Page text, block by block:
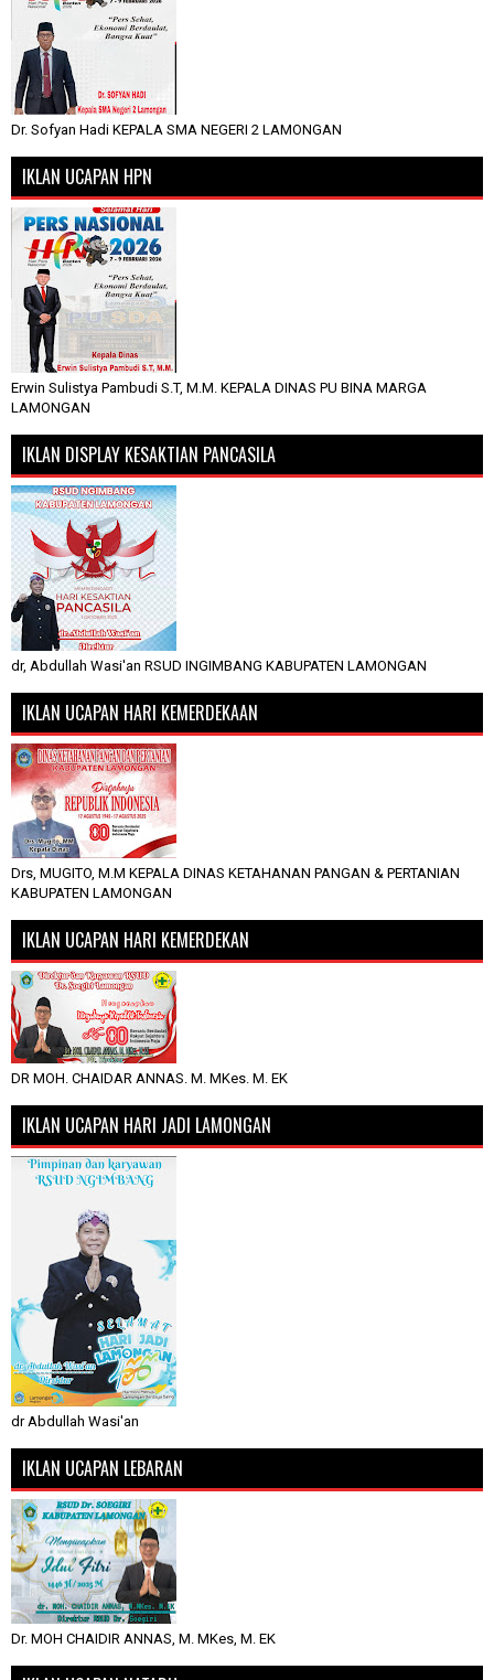
Dr. Sofyan Hadi KEPALA SMA NEGERI 2 LAMONGAN
IKLAN UCAPAN HPN
Erwin Sulistya Pambudi S.T, M.M. KEPALA DINAS PU BINA MARGA
LAMONGAN
IKLAN DISPLAY KESAKTIAN PANCASILA
dr, Abdullah Wasi'an RSUD INGIMBANG KABUPATEN LAMONGAN
IKLAN UCAPAN HARI KEMERDEKAAN
Drs, MUGITO, M.M KEPALA DINAS KETAHANAN PANGAN & PERTANIAN
KABUPATEN LAMONGAN
IKLAN UCAPAN HARI KEMERDEKAN
DR MOH. CHAIDAR ANNAS. M. MKes. M. EK
IKLAN UCAPAN HARI JADI LAMONGAN
dr Abdullah Wasi'an
IKLAN UCAPAN LEBARAN
Dr. MOH CHAIDIR ANNAS, M. MKes, M. EK